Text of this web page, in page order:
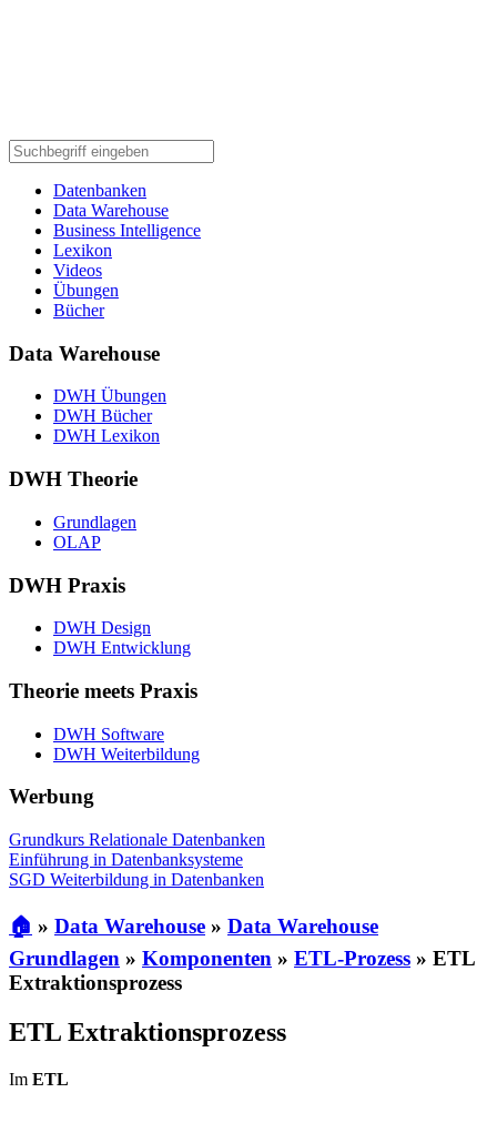
Datenbanken
Data Warehouse
Business Intelligence
Lexikon
Videos
Übungen
Bücher
Data Warehouse
DWH Übungen
DWH Bücher
DWH Lexikon
DWH Theorie
Grundlagen
OLAP
DWH Praxis
DWH Design
DWH Entwicklung
Theorie meets Praxis
DWH Software
DWH Weiterbildung
Werbung
Grundkurs Relationale Datenbanken
Einführung in Datenbanksysteme
SGD Weiterbildung in Datenbanken
🏠 » Data Warehouse » Data Warehouse
Grundlagen » Komponenten » ETL-Prozess » ETL
Extraktionsprozess
ETL Extraktionsprozess
Im ETL